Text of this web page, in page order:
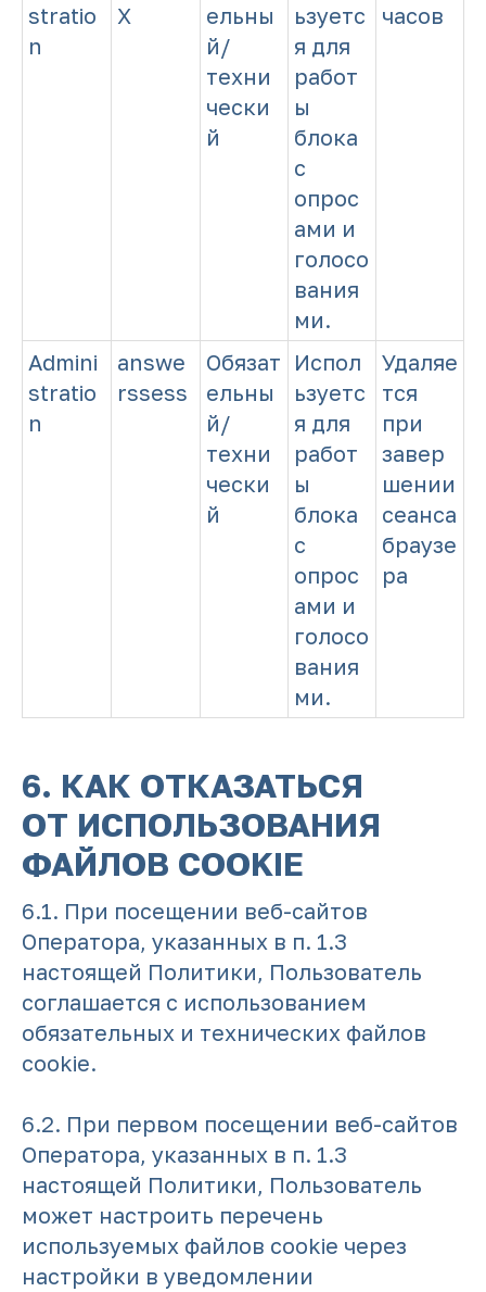
stratio
n
X
ельны
й/
техни
чески
й
ьзуетс
я для
работ
ы
блока
с
опрос
ами и
голосо
вания
ми.
часов
Admini
stratio
n
answe
rssess
Обязат
ельны
й/
техни
чески
й
Испол
ьзуетс
я для
работ
ы
блока
с
опрос
ами и
голосо
вания
ми.
Удаляе
тся
при
завер
шении
сеанса
браузе
ра
6. КАК ОТКАЗАТЬСЯ
ОТ ИСПОЛЬЗОВАНИЯ
ФАЙЛОВ COOKIE
6.1. При посещении веб-сайтов
Оператора, указанных в п. 1.3
настоящей Политики, Пользователь
соглашается с использованием
обязательных и технических файлов
cookie.
6.2. При первом посещении веб-сайтов
Оператора, указанных в п. 1.3
настоящей Политики, Пользователь
может настроить перечень
используемых файлов cookie через
настройки в уведомлении